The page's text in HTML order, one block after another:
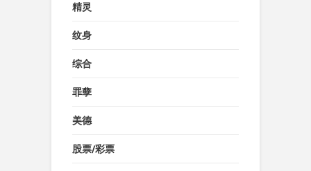
精灵
纹身
综合
罪孽
美德
股票/彩票